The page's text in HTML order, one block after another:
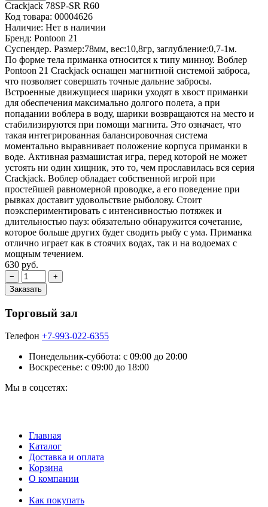
Crackjack 78SP-SR R60
Код товара: 00004626
Наличие: Нет в наличии
Бренд: Pontoon 21
Суспендер. Размер:78мм, вес:10,8гр, заглубление:0,7-1м.
По форме тела приманка относится к типу минноу. Воблер
Pontoon 21 Crackjack оснащен магнитной системой заброса,
что позволяет совершать точные дальние забросы.
Встроенные движущиеся шарики уходят в хвост приманки
для обеспечения максимально долгого полета, а при
попадании воблера в воду, шарики возвращаются на место и
стабилизируются при помощи магнита. Это означает, что
такая интегрированная балансировочная система
моментально выравнивает положение корпуса приманки в
воде. Активная размашистая игра, перед которой не может
устоять ни один хищник, это то, чем прославилась вся серия
Crackjack. Воблер обладает собственной игрой при
простейшей равномерной проводке, а его поведение при
рывках доставит удовольствие рыболову. Стоит
поэкспериментировать с интенсивностью потяжек и
длительностью пауз: обязательно обнаружится сочетание,
которое больше других будет сводить рыбу с ума. Приманка
отлично играет как в стоячих водах, так и на водоемах с
мощным течением.
630 руб.
Торговый зал
Телефон +7-993-022-6355
Понедельник-суббота: c 09:00 до 20:00
Воскресенье: с 09:00 до 18:00
Мы в соцсетях:
Главная
Каталог
Доставка и оплата
Корзина
О компании
Как покупать